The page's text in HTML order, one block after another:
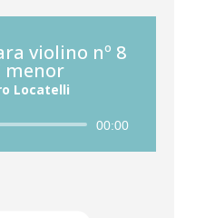
violino nº 8
menor
Locatelli
Reprodutor
00:00